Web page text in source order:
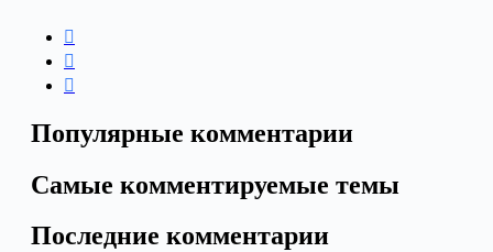
Популярные комментарии
Самые комментируемые темы
Последние комментарии